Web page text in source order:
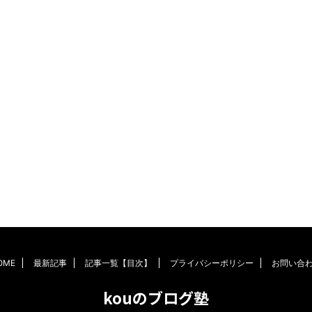
最新記事 記事一覧【目次】 プライバシーポリシー お問い合
kouのブログ塾